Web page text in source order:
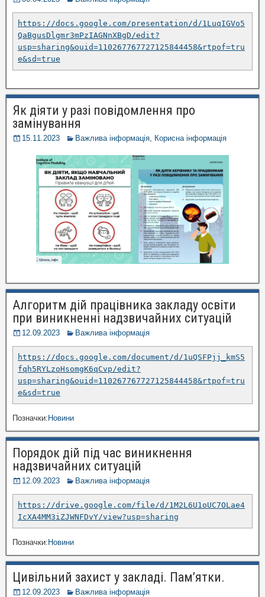
https://docs.google.com/presentation/d/1LuqIGVo5
QaBgusDlgmr3mPzIAGNnXBgD/edit?
usp=sharing&ouid=110267767727125844458&rtpof=tru
e&sd=true
Як діяти у разі повідомлення про
замінування
15.11.2023 Важлива інформація Корисна інформація
Алгоритм дій працівника закладу освіти
при виникненні надзвичайних ситуацій
12.09.2023 Важлива інформація
https://docs.google.com/document/d/1uQSFPjj_kmS5
fqh5RYLzoHsomgK6qCvp/edit?
usp=sharing&ouid=110267767727125844458&rtpof=tru
e&sd=true
Позначки:Новини
Порядок дій під час виникнення
надзвичайних ситуацій
12.09.2023 Важлива інформація
https://drive.google.com/file/d/1M2L6U1oUC7OLae4
IcXA4MM3iZJWNFDvY/view?usp=sharing
Позначки:Новини
Цивільний захист у закладі. Пам’ятки.
12.09.2023 Важлива інформація